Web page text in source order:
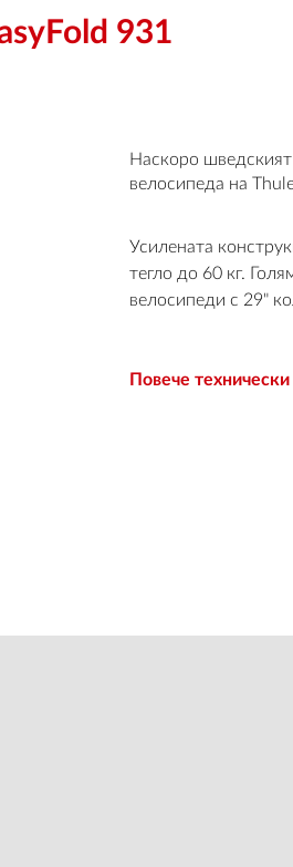
931
Наскоро
велосипеда на
Усилената
тегло до 60 кг.
велосипеди с 29"
Повече